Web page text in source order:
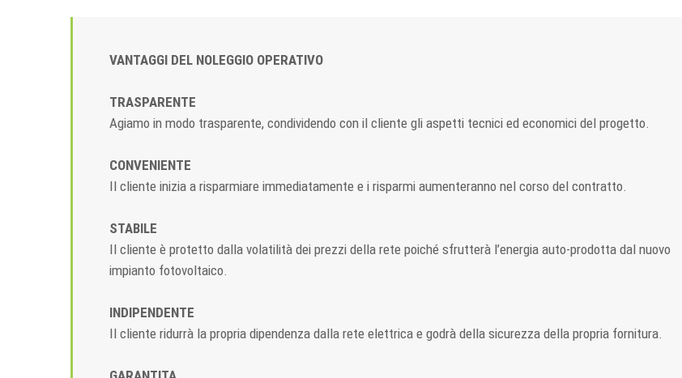
VANTAGGI DEL NOLEGGIO OPERATIVO
TRASPARENTE
Agiamo in modo trasparente, condividendo con il cliente gli aspetti tecnici ed economici del progetto.
CONVENIENTE
Il cliente inizia a risparmiare immediatamente e i risparmi aumenteranno nel corso del contratto.
STABILE
Il cliente è protetto dalla volatilità dei prezzi della rete poiché sfrutterà l’energia auto-prodotta dal nuovo
impianto fotovoltaico.
INDIPENDENTE
Il cliente ridurrà la propria dipendenza dalla rete elettrica e godrà della sicurezza della propria fornitura.